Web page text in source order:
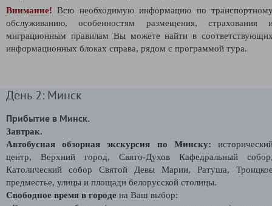
Внимание! Всю необходимую информацию по
обслуживанию, особенностям размещения, страхования
миграционным правилам Вы можете найти в
информационных блоках справа, рядом с программой тура.
День 2: Минск
Прибытие в Минск.
Завтрак.
Автобусная обзорная экскурсия по Минску:
центр, Верхний город, Свято-Духов Кафедральный
Католический собор Святой Девы Марии, Ратуша,
предместье, улицы и площади белорусской столицы.
Свободное время в городе на Ваш выбор: